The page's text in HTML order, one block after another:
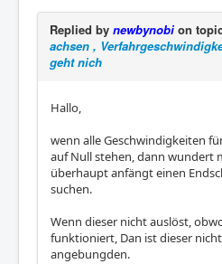
Replied by newbynobion
achsen ,
geht nich
Hallo,
wenn alle Geschwindigkeiten
auf Null stehen, dann wundert
überhaupt anfängt einen
suchen.
Wenn dieser nicht auslöst,
funktioniert, Dan ist dieser
angebungden.